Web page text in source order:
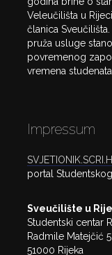
Veleučilišta u
članica
pruža usluge
povremenog
vremena studenata.
Impressum
portal
Sveučilište u
Studentski centar
Radmile Matejčić 5
51000 Rijeka